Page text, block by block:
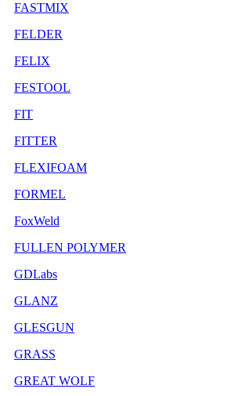
FASTMIX
FELDER
FELIX
FESTOOL
FIT
FITTER
FLEXIFOAM
FORMEL
FoxWeld
FULLEN POLYMER
GDLabs
GLANZ
GLESGUN
GRASS
GREAT WOLF